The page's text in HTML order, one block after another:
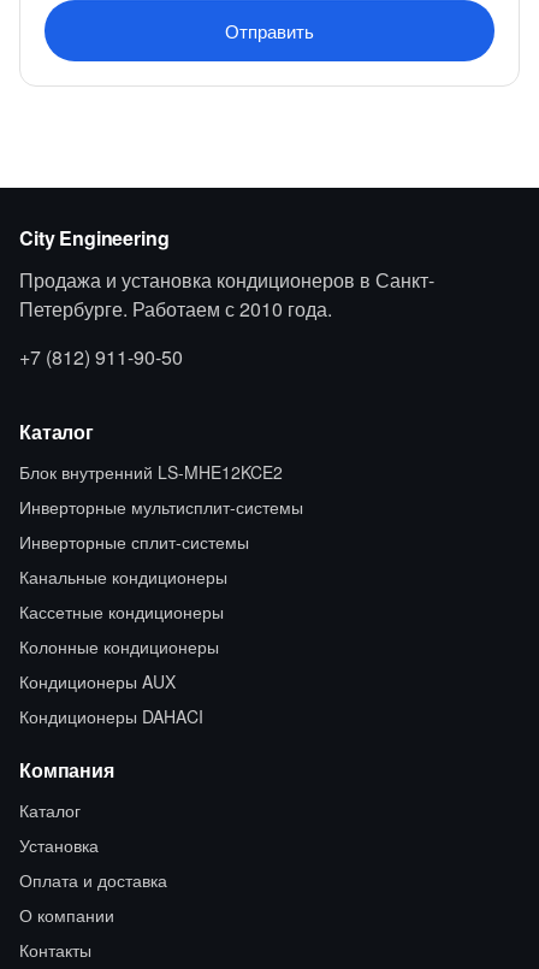
Отправить
City Engineering
Продажа и установка кондиционеров в Санкт-
Петербурге. Работаем с 2010 года.
+7 (812) 911-90-50
Каталог
Блок внутренний LS-MHE12KCE2
Инверторные мультисплит-системы
Инверторные сплит-системы
Канальные кондиционеры
Кассетные кондиционеры
Колонные кондиционеры
Кондиционеры AUX
Кондиционеры DAHACI
Компания
Каталог
Установка
Оплата и доставка
О компании
Контакты